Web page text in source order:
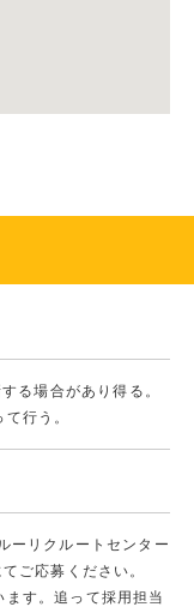
る場合があり得る。
行う。
ーリクルートセンター
ご応募ください。
す。追って採用担当